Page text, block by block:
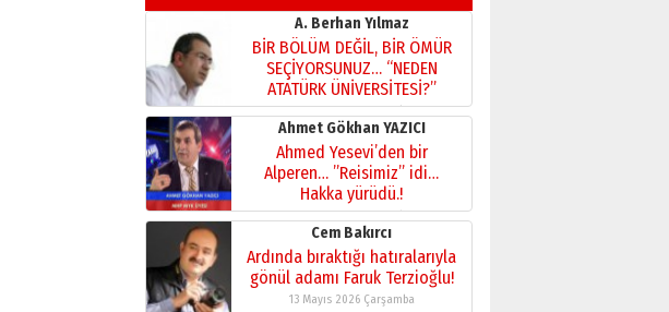
A. Berhan Yılmaz
BİR BÖLÜM DEĞİL, BİR ÖMÜR
SEÇİYORSUNUZ… “NEDEN
ATATÜRK ÜNİVERSİTESİ?”
28 Temmuz 2026 Salı
Ahmet Gökhan YAZICI
Ahmed Yesevi’den bir
Alperen… ”Reisimiz” idi…
Hakka yürüdü.!
26 Mart 2026 Perşembe
Cem Bakırcı
Ardında bıraktığı hatıralarıyla
gönül adamı Faruk Terzioğlu!
13 Mayıs 2026 Çarşamba